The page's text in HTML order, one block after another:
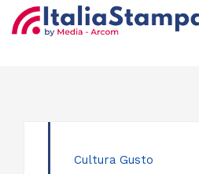
Cultura Gusto